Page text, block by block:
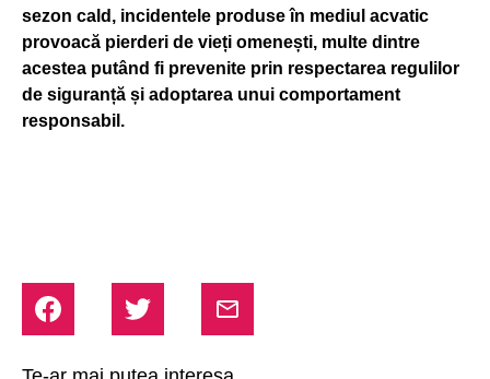
sezon cald, incidentele produse în mediul acvatic
provoacă pierderi de vieți omenești, multe dintre
acestea putând fi prevenite prin respectarea regulilor
de siguranță și adoptarea unui comportament
responsabil.